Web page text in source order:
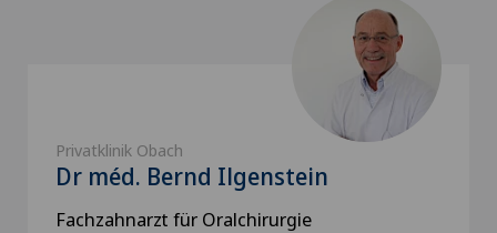
Privatklinik Obach
Dr méd. Bernd Ilgenstein
Fachzahnarzt für Oralchirurgie